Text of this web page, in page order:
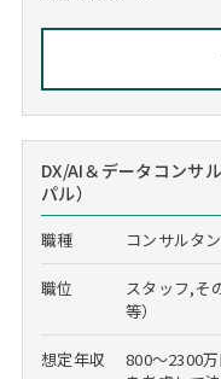
DX/AI＆データコンサ
パル）
職種 コンサルタ
職位
スタッフ,そ
等）
想定年収
800～2300